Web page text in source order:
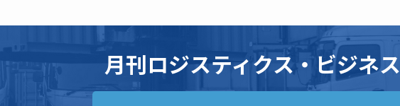
月刊ロジスティクス・ビジネス